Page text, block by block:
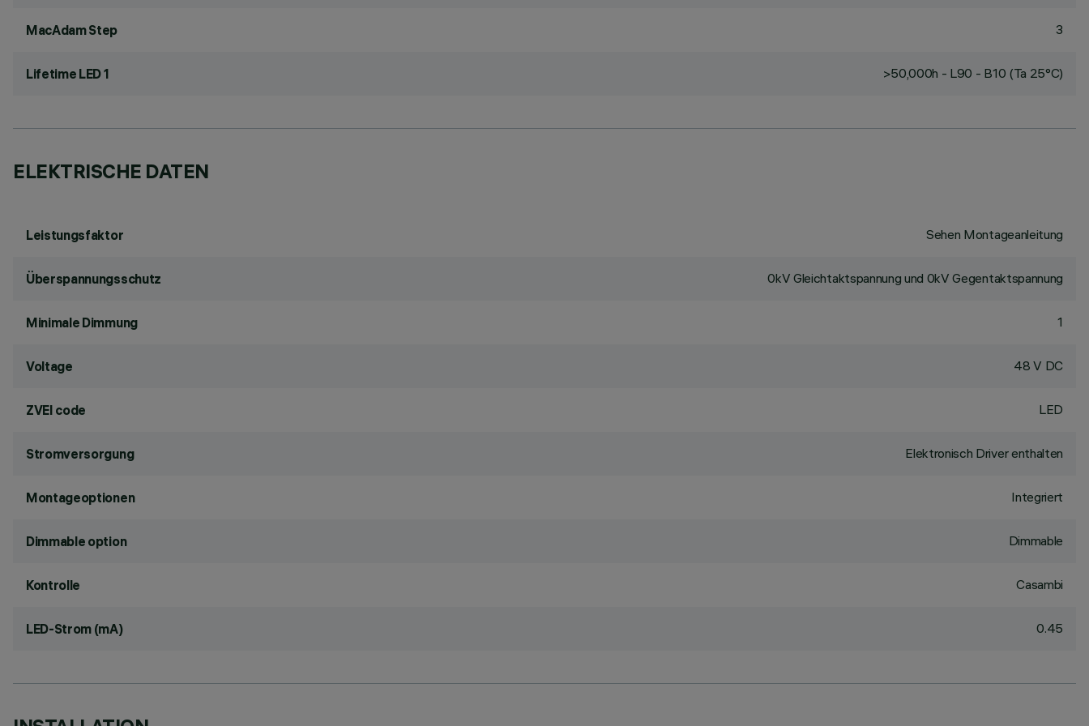
MacAdam Step 3
Lifetime LED 1 >50,000h - L90 - B10 (Ta 25°C)
ELEKTRISCHE DATEN
Leistungsfaktor Sehen Montageanleitung
Überspannungsschutz 0kV Gleichtaktspannung und 0kV Gegentaktspannung
Minimale Dimmung 1
Voltage 48 V DC
ZVEI code LED
Stromversorgung Elektronisch Driver enthalten
Montageoptionen Integriert
Dimmable option Dimmable
Kontrolle Casambi
LED-Strom (mA) 0.45